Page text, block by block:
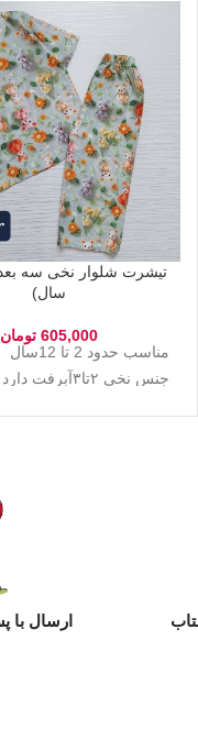
سال)
605,000 تومان
مناسب حدود 2 تا 12سال
جنس نخی ۲تا۳آبرفت دارد